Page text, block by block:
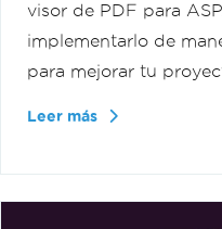
visor de PDF para
implementarlo de
para mejorar tu
Leer más